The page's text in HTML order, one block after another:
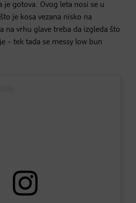
je gotova. Ovog leta nosi se u
je kosa vezana nisko na
na vrhu glave treba da izgleda što
– tek tada se messy low bun